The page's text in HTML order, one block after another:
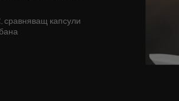
сравняващ капсули